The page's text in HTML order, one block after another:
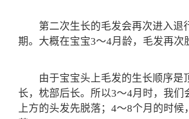
第二次生长的毛发会再次进入退
期。大概在宝宝3～4月龄，毛发再次
由于宝宝头上毛发的生长顺序是
长，枕部后长。所以3～4月时，我们
上方的头发先脱落；4～8个月的时候